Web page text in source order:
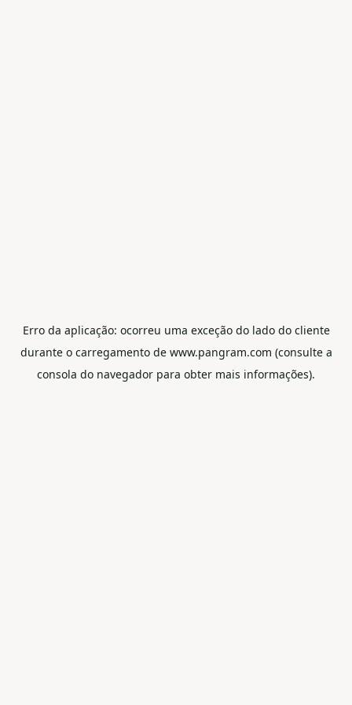
Erro da aplicação: ocorreu uma exceção do lado do cliente
durante o carregamento de www.pangram.com (consulte a
consola do navegador para obter mais informações).